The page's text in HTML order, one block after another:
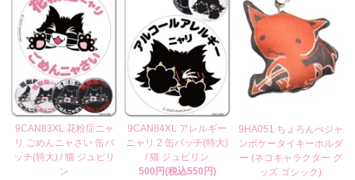
9CAN83XL 花粉症ニャ
リ ごめんニャさい 缶バ
ッチ(特大) / 猫 ジュピリ
ン
9CAN84XL アレルギー
ニャリ 2 缶バッチ(特大)
/ 猫 ジュピリン
500円(税込550円)
9HA051 ちょろんぺジャ
ンボケータイキーホルダ
ー (ネコキャラクター グ
ッズ ゴシック)